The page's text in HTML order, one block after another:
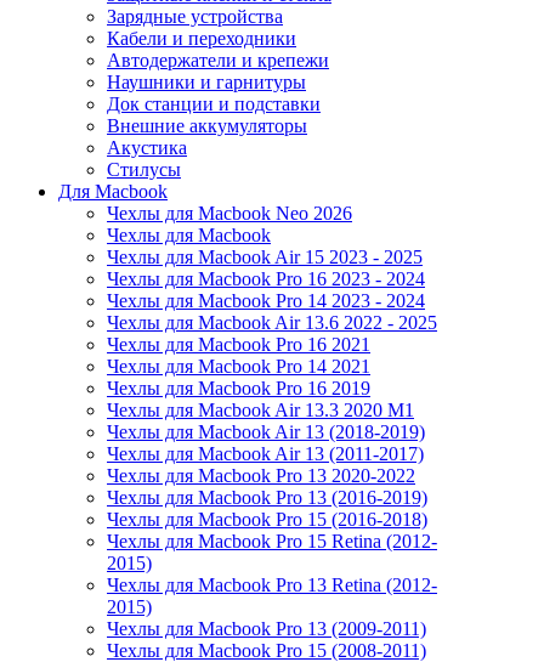
Зарядные устройства
Кабели и переходники
Автодержатели и крепежи
Наушники и гарнитуры
Док станции и подставки
Внешние аккумуляторы
Акустика
Стилусы
Для Macbook
Чехлы для Macbook Neo 2026
Чехлы для Macbook
Чехлы для Macbook Air 15 2023 - 2025
Чехлы для Macbook Pro 16 2023 - 2024
Чехлы для Macbook Pro 14 2023 - 2024
Чехлы для Macbook Air 13.6 2022 - 2025
Чехлы для Macbook Pro 16 2021
Чехлы для Macbook Pro 14 2021
Чехлы для Macbook Pro 16 2019
Чехлы для Macbook Air 13.3 2020 M1
Чехлы для Macbook Air 13 (2018-2019)
Чехлы для Macbook Air 13 (2011-2017)
Чехлы для Macbook Pro 13 2020-2022
Чехлы для Macbook Pro 13 (2016-2019)
Чехлы для Macbook Pro 15 (2016-2018)
Чехлы для Macbook Pro 15 Retina (2012-
2015)
Чехлы для Macbook Pro 13 Retina (2012-
2015)
Чехлы для Macbook Pro 13 (2009-2011)
Чехлы для Macbook Pro 15 (2008-2011)